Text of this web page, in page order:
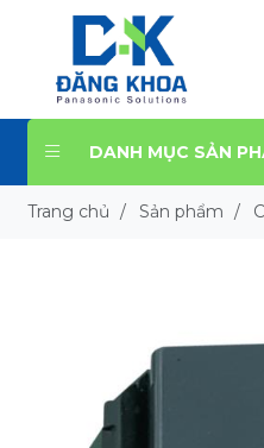
DANH MỤC SẢN
Trang chủ / Sản phẩm /